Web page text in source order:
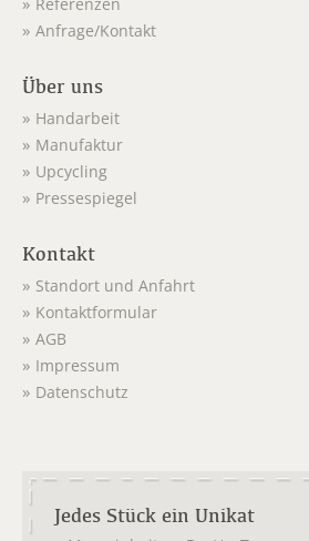
Referenzen
Anfrage/Kontakt
Über uns
Handarbeit
Manufaktur
Upcycling
Pressespiegel
Kontakt
Standort und Anfahrt
Kontaktformular
AGB
Impressum
Datenschutz
Jedes Stück ein Unikat